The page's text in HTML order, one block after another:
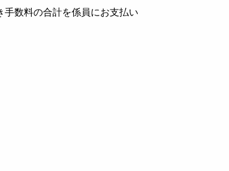
数料の合計を係員にお支払い